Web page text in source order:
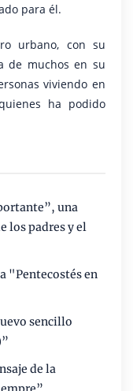
para él.
urbano, con su
de muchos en su
viviendo en
ha podido
una
los padres y el
"Pentecostés en
sencillo
de la